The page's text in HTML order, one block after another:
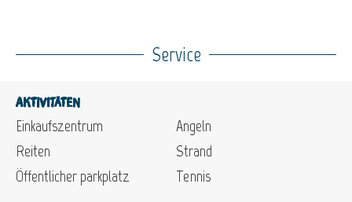
Service
Aktivitäten
Einkaufszentrum
Reiten
Öffentlicher parkplatz
Angeln
Strand
Tennis